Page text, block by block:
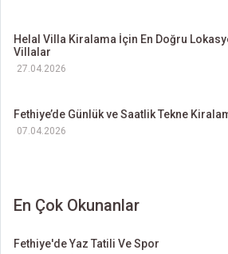
Helal Villa Kiralama İçin En Doğru
Villalar
27.04.2026
Fethiye’de Günlük ve Saatlik Tekne
07.04.2026
En Çok Okunanlar
Fethiye'de Yaz Tatili Ve Spor